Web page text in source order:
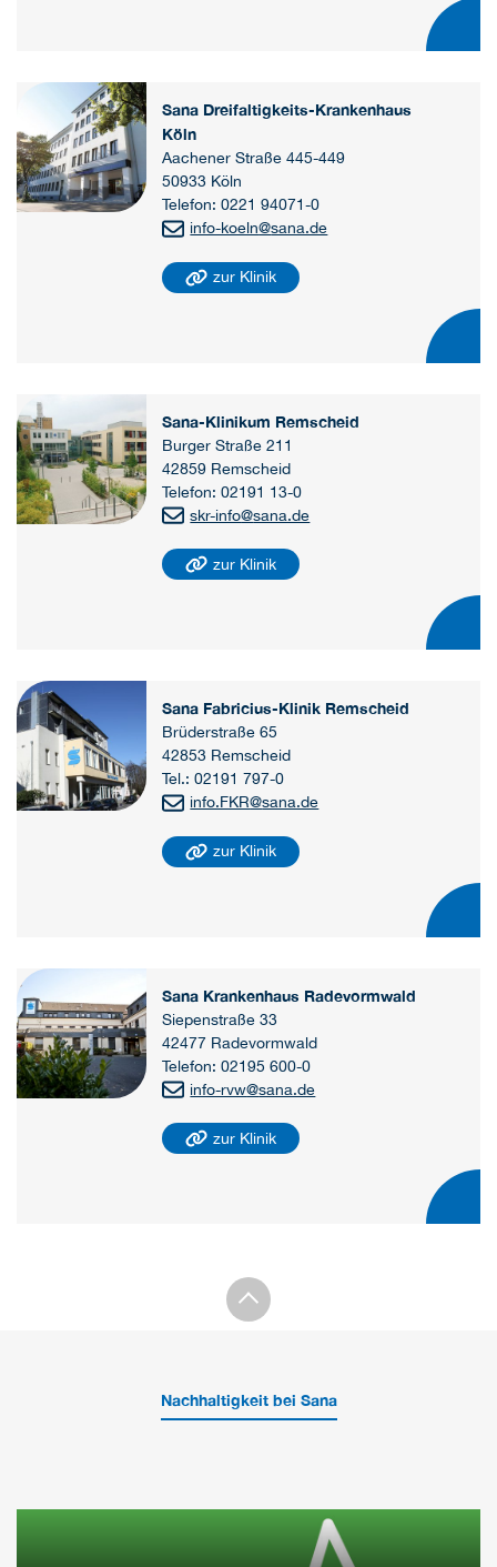
Sana Dreifaltigkeits-Krankenhaus
Köln
Aachener Straße 445-449
50933 Köln
Telefon: 0221 94071-0
info-koeln@sana.de
zur Klinik
Sana-Klinikum Remscheid
Burger Straße 211
42859 Remscheid
Telefon: 02191 13-0
skr-info@sana.de
zur Klinik
Sana Fabricius-Klinik Remscheid
Brüderstraße 65
42853 Remscheid
Tel.: 02191 797-0
info.FKR@sana.de
zur Klinik
Sana Krankenhaus Radevormwald
Siepenstraße 33
42477 Radevormwald
Telefon: 02195 600-0
info-rvw@sana.de
zur Klinik
Nachhaltigkeit bei Sana